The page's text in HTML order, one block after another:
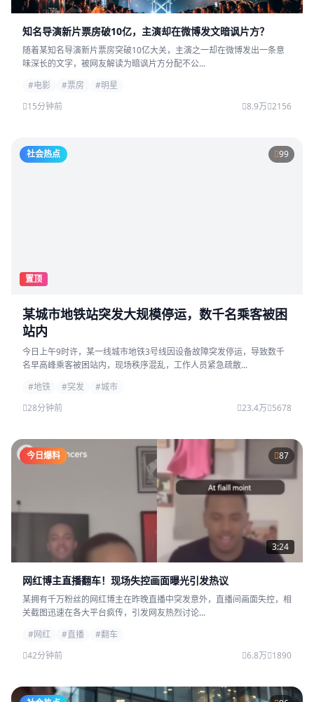
知名导演新片票房破10亿，主演却在微博发文暗讽片方？
随着某知名导演新片票房突破10亿大关，主演之一却在微博发出一条意
味深长的文字，被网友解读为暗讽片方分配不公...
#电影
#票房
#明星
15分钟前
8.9万 2156
社会热点 99
置顶
某城市地铁站突发大规模停运，数千名乘客被困
站内
今日上午9时许，某一线城市地铁3号线因设备故障突发停运，导致数千
名早高峰乘客被困站内，现场秩序混乱，工作人员紧急疏散...
#地铁
#突发
#城市
28分钟前
23.4万 5678
今日爆料 87
3:24
网红博主直播翻车！现场失控画面曝光引发热议
某拥有千万粉丝的网红博主在昨晚直播中突发意外，直播间画面失控，相
关截图迅速在各大平台疯传，引发网友热烈讨论...
#网红
#直播
#翻车
42分钟前
6.8万 1890